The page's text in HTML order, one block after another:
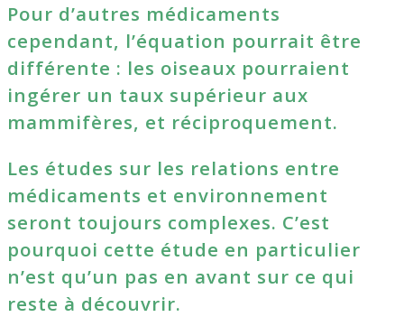
Pour d’autres médicaments
cependant, l’équation pourrait être
différente : les oiseaux pourraient
ingérer un taux supérieur aux
mammifères, et réciproquement.
Les études sur les relations entre
médicaments et environnement
seront toujours complexes. C’est
pourquoi cette étude en particulier
n’est qu’un pas en avant sur ce qui
reste à découvrir.